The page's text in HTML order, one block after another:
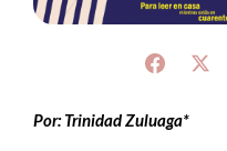
Por: Trinidad Zuluaga*